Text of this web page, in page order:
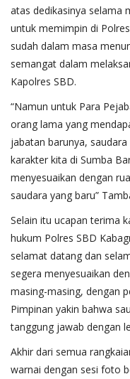
atas dedikasinya selama
untuk memimpin di
sudah dalam masa
semangat dalam
Kapolres SBD.
“Namun untuk Para
orang lama yang
jabatan barunya,
karakter kita di Sumba
menyesuaikan dengan
saudara yang baru”
Selain itu ucapan terima
hukum Polres SBD
selamat datang dan
segera menyesuaikan
masing-masing, dengan
Pimpinan yakin bahwa
tanggung jawab dengan
Akhir dari semua
warnai dengan sesi foto